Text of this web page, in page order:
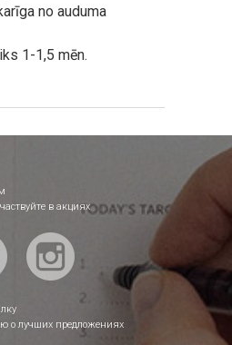
no auduma
1-1,5 mēn.
в акциях
о лучших предложениях